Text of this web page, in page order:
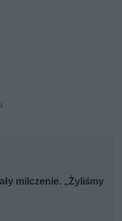
milczenie. „Żyliśmy